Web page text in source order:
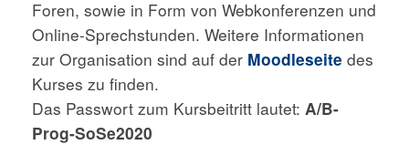
Foren, sowie in Form von Webkonferenzen und
Online-Sprechstunden. Weitere Informationen
zur Organisation sind auf der Moodleseite des
Kurses zu finden.
Das Passwort zum Kursbeitritt lautet: A/B-
Prog-SoSe2020